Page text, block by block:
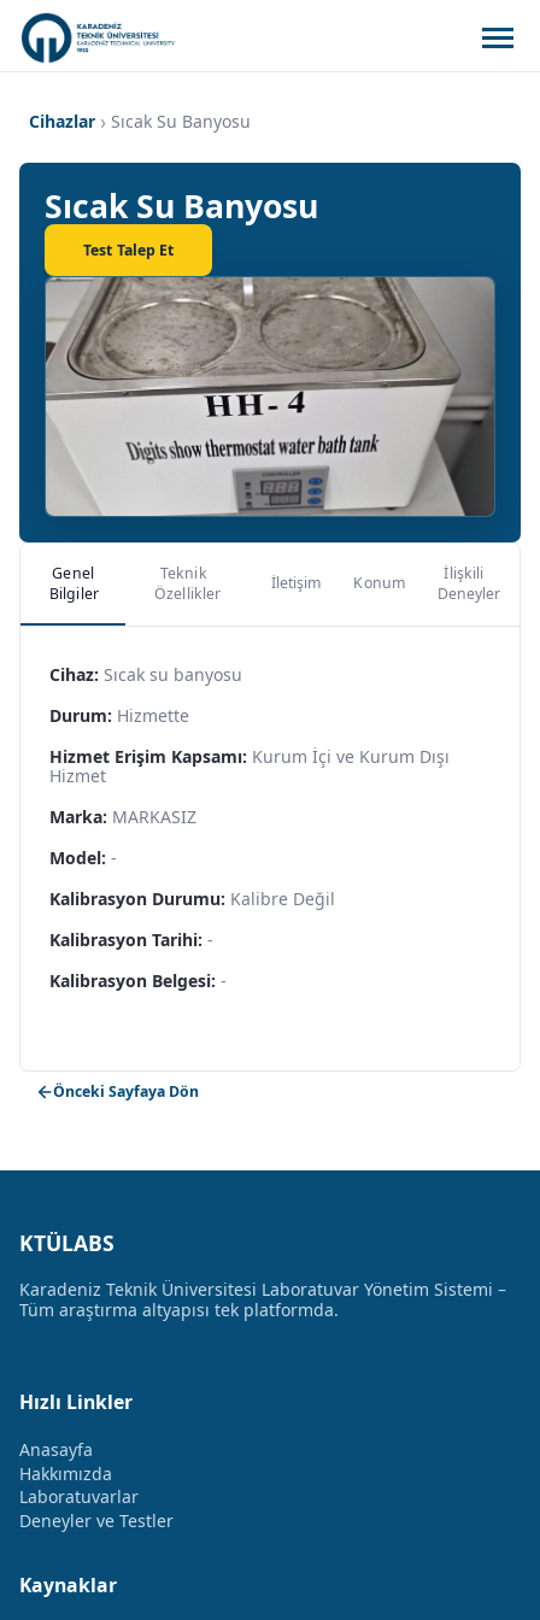
Cihazlar Sıcak Su Banyosu
Sıcak Su Banyosu
Test Talep Et
Genel
Bilgiler
Teknik
Özellikler
İletişim Konum
İlişkili
Deneyler
Cihaz: Sıcak su banyosu
Durum: Hizmette
Hizmet Erişim Kapsamı: Kurum İçi ve Kurum Dışı
Hizmet
Marka: MARKASIZ
Model: -
Kalibrasyon Durumu: Kalibre Değil
Kalibrasyon Tarihi: -
Kalibrasyon Belgesi: -
Önceki Sayfaya Dön
KTÜLABS
Karadeniz Teknik Üniversitesi Laboratuvar Yönetim Sistemi –
Tüm araştırma altyapısı tek platformda.
Hızlı Linkler
Anasayfa
Hakkımızda
Laboratuvarlar
Deneyler ve Testler
Kaynaklar